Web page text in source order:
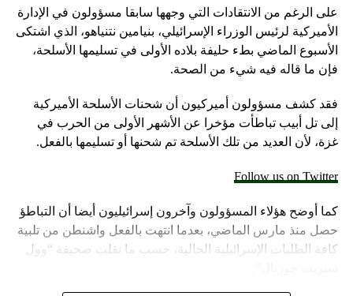
على الرغم من الانتقادات التي وجهها سابقا مسؤولون في الإدارة
الأميركية لرئيس الوزراء الإسرائيلي، بنيامين نتنياهو، الذي اشتكى
الأسبوع الماضي بطء حليفة بلاده الأولى في تسليمها الأسلحة،
فإن ما قاله فيه شيء من الصحة.
فقد كشف مسؤولون أميركيون أن شحنات الأسلحة الأميركية
إلى تل أبيب تباطأت مؤخرا عن الأشهر الأولى من الحرب في
غزة، لأن العديد من تلك الأسلحة تم شحنها أو تسليمها بالفعل.
Follow us on Twitter
كما أوضح هؤلاء المسؤولون وآخرون إسرائيليون أيضا أن التباطؤ
حصل منذ مارس الماضي، بعدما انتهت بالفعل واشنطن من تلبية
كافة الطلبات الإسرائيلية الحالية، حسب ما نقلت صحيفة “وول